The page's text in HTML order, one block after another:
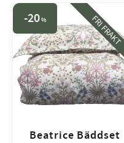
Beatrice Bäddset
20% FRI FRAKT